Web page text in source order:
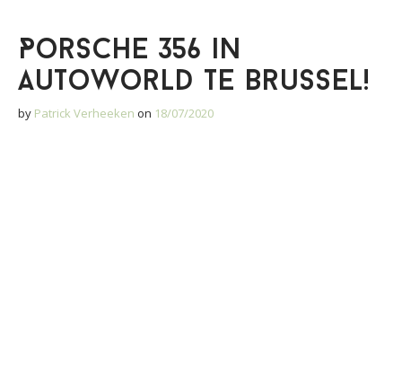
Porsche 356 in
Autoworld te Brussel!
by Patrick Verheeken on 18/07/2020